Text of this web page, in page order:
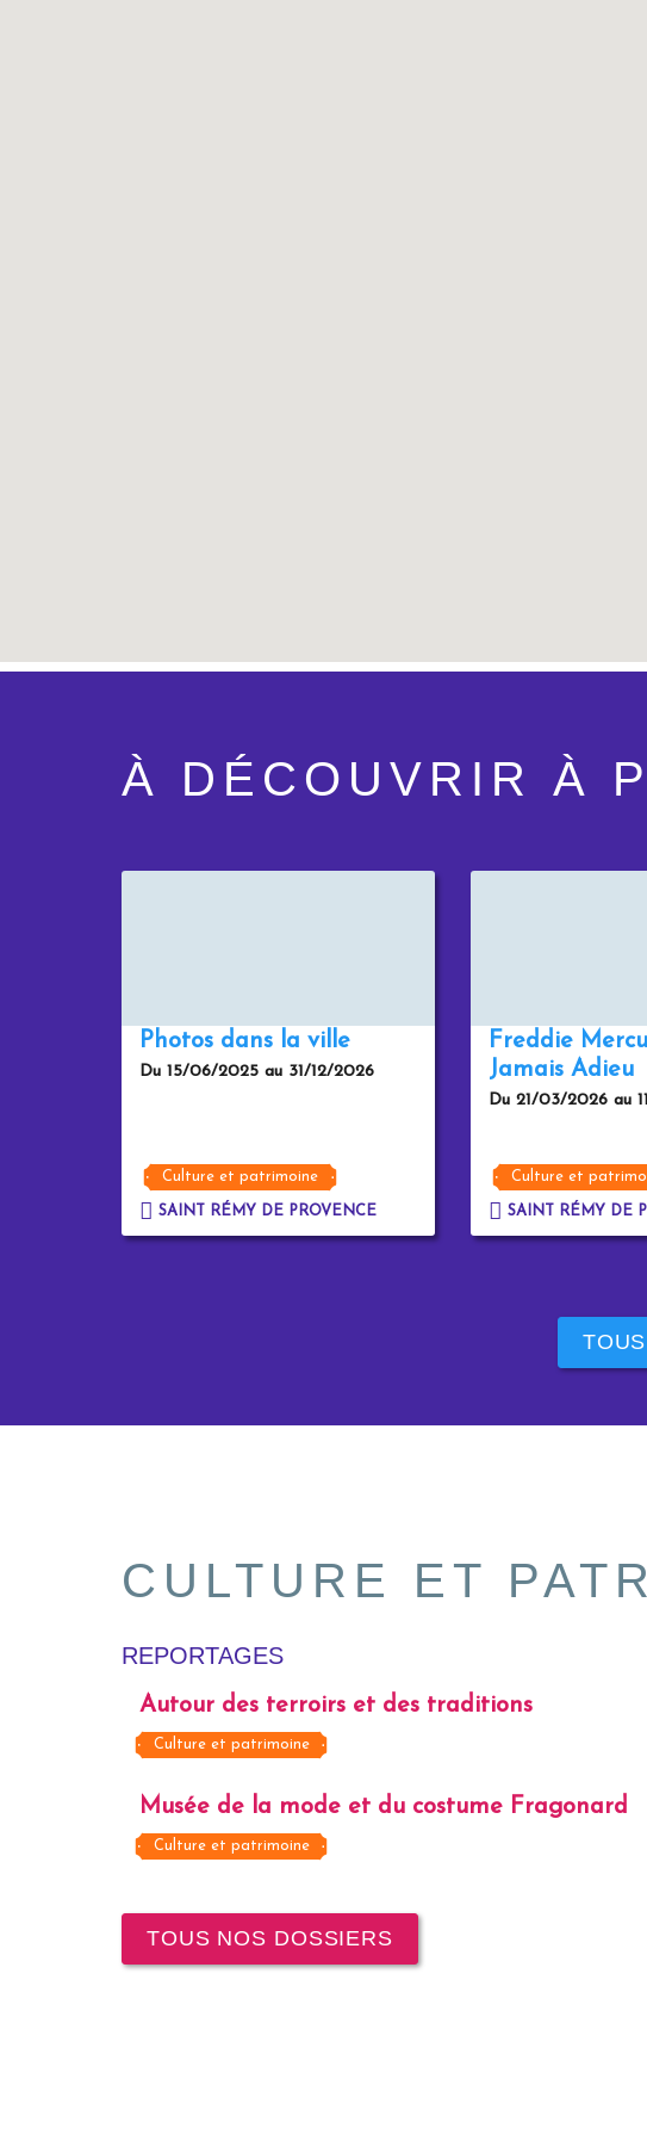
À DÉCOUVRIR À
Photos dans la ville
Du 15/06/2025 au 31/12/2026
Culture et patrimoine
SAINT RÉMY DE PROVENCE
Freddie
Jamais Adieu
Du 21/03/2026 au
Culture et
SAINT RÉMY DE
CULTURE ET
REPORTAGES
Autour des terroirs et des traditions
Culture et patrimoine
Musée de la mode et du costume Fragonard
Culture et patrimoine
TOUS NOS DOSSIERS